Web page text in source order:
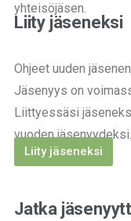
yhteisöjäsen.
Liity jäseneksi
Ohjeet uuden
Jäsenyys on
Liittyessäsi
vuoden jäsenyydeksi.
Liity jäseneksi
Jatka